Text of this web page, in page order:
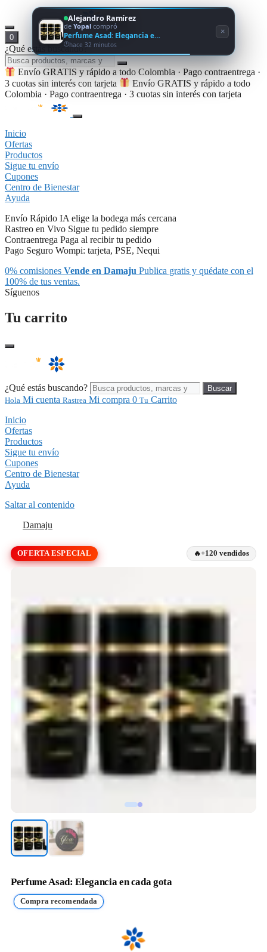
0
¿Qué estás buscando?
Envío GRATIS y rápido a todo Colombia · Pago contraentrega ·
3 cuotas sin interés con tarjeta
Envío GRATIS y rápido a todo
Colombia · Pago contraentrega · 3 cuotas sin interés con tarjeta
Inicio
Ofertas
Productos
Sigue tu envío
Cupones
Centro de Bienestar
Ayuda
Envío Rápido IA elige la bodega más cercana
Rastreo en Vivo Sigue tu pedido siempre
Contraentrega Paga al recibir tu pedido
Pago Seguro Wompi: tarjeta, PSE, Nequi
0% comisiones Vende en Damaju Publica gratis y quédate con el
100% de tus ventas.
Síguenos
Tu carrito
¿Qué estás buscando?
Buscar
Hola Mi cuenta Rastrea Mi compra 0 Tu Carrito
Inicio
Ofertas
Productos
Sigue tu envío
Cupones
Centro de Bienestar
Ayuda
Saltar al contenido
Damaju
OFERTA ESPECIAL +120 vendidos
Perfume Asad: Elegancia en cada gota
Compra recomendada
Alejandro Ramírez
de Yopal compró
Perfume Asad: Elegancia e…
hace 32 minutos
×